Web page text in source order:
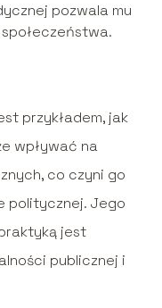
pozwala mu
przykładem, jak
wpływać na
co czyni go
politycznej. Jego
jest
publicznej i